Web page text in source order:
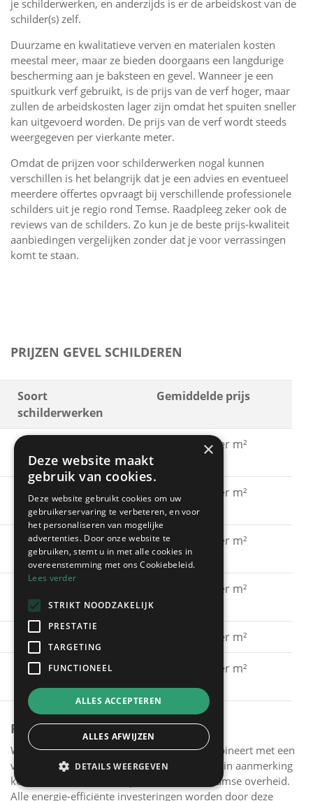
je schilderwerken, en anderzijds is er de arbeidskost van de
schilder(s) zelf.
Duurzame en kwalitatieve verven en materialen kosten
meestal meer, maar ze bieden doorgaans een langdurige
bescherming aan je baksteen en gevel. Wanneer je een
spuitkurk verf gebruikt, is de prijs van de verf hoger, maar
zullen de arbeidskosten lager zijn omdat het spuiten sneller
kan uitgevoerd worden. De prijs van de verf wordt steeds
weergegeven per vierkante meter.
Omdat de prijzen voor schilderwerken nogal kunnen
verschillen is het belangrijk dat je een advies en eventueel
meerdere offertes opvraagt bij verschillende professionele
schilders uit je regio rond Temse. Raadpleeg zeker ook de
reviews van de schilders. Zo kun je de beste prijs-kwaliteit
aanbiedingen vergelijken zonder dat je voor verrassingen
komt te staan.
PRIJZEN GEVEL SCHILDEREN
Soort
schilderwerken
Gemiddelde prijs
Gevel schilderen met
acrylaatverf
€ 15 - € 30 per m²
Gevel schilderen met
silicaatverf
€ 15 - € 30 per m²
Gevel schilderen met
hybride verf
€ 20 - € 40 per m²
spuitkurk
€ 40 - € 60 per m²
Gevel kaleien € 25 - € 40 per m²
Gevel verven met een
primer
€ 15 - € 30 per m²
PREMIES
Wanneer je het schilderen van je gevel combineert met een
verbeterde muurisolatie van je gevel, kun je in aanmerking
komen voor de verbouwpremie van de Vlaamse overheid.
Alle energie-efficiënte investeringen worden door deze
×
Deze website maakt
gebruik van cookies.
Deze website gebruikt cookies om uw
gebruikerservaring te verbeteren, en voor
het personaliseren van mogelijke
advertenties. Door onze website te
gebruiken, stemt u in met alle cookies in
overeenstemming met ons Cookiebeleid.
Lees verder
STRIKT NOODZAKELIJK
PRESTATIE
TARGETING
FUNCTIONEEL
ALLES ACCEPTEREN
ALLES AFWIJZEN
DETAILS WEERGEVEN